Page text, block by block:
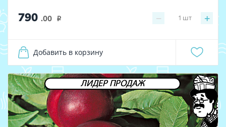
790 .00 i − +
1 шт
Добавить в корзину
ЛИДЕР ПРОДАЖ